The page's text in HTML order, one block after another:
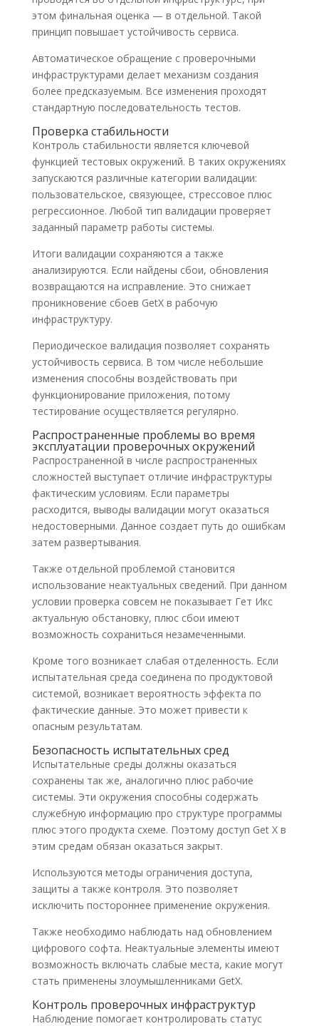
этом финальная оценка — в отдельной. Такой
принцип повышает устойчивость сервиса.
Автоматическое обращение с проверочными
инфраструктурами делает механизм создания
более предсказуемым. Все изменения проходят
стандартную последовательность тестов.
Проверка стабильности
Контроль стабильности является ключевой
функцией тестовых окружений. В таких окружениях
запускаются различные категории валидации:
пользовательское, связующее, стрессовое плюс
регрессионное. Любой тип валидации проверяет
заданный параметр работы системы.
Итоги валидации сохраняются а также
анализируются. Если найдены сбои, обновления
возвращаются на исправление. Это снижает
проникновение сбоев GetX в рабочую
инфраструктуру.
Периодическое валидация позволяет сохранять
устойчивость сервиса. В том числе небольшие
изменения способны воздействовать при
функционирование приложения, потому
тестирование осуществляется регулярно.
Распространенные проблемы во время
эксплуатации проверочных окружений
Распространенной в числе распространенных
сложностей выступает отличие инфраструктуры
фактическим условиям. Если параметры
расходится, выводы валидации могут оказаться
недостоверными. Данное создает путь до ошибкам
затем развертывания.
Также отдельной проблемой становится
использование неактуальных сведений. При данном
условии проверка совсем не показывает Гет Икс
актуальную обстановку, плюс сбои имеют
возможность сохраниться незамеченными.
Кроме того возникает слабая отделенность. Если
испытательная среда соединена по продуктовой
системой, возникает вероятность эффекта по
фактические данные. Это может привести к
опасным результатам.
Безопасность испытательных сред
Испытательные среды должны оказаться
сохранены так же, аналогично плюс рабочие
системы. Эти окружения способны содержать
служебную информацию про структуре программы
плюс этого продукта схеме. Поэтому доступ Get X в
этим средам обязан оказаться закрыт.
Используются методы ограничения доступа,
защиты а также контроля. Это позволяет
исключить постороннее применение окружения.
Также необходимо наблюдать над обновлением
цифрового софта. Неактуальные элементы имеют
возможность включать слабые места, какие могут
стать применены злоумышленниками GetX.
Контроль проверочных инфраструктур
Наблюдение помогает контролировать статус